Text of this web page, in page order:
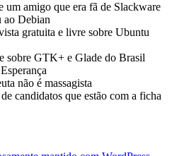
um amigo que era fã de Slackware
ao Debian
gratuita e livre sobre Ubuntu
sobre GTK+ e Glade do Brasil
não é massagista
candidatos que estão com a ficha